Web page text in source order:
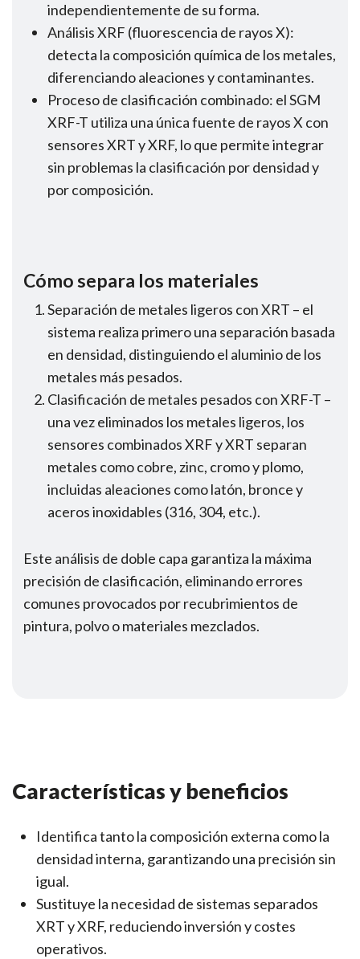
independientemente de su forma.
Análisis XRF (fluorescencia de rayos X):
detecta la composición química de los metales,
diferenciando aleaciones y contaminantes.
Proceso de clasificación combinado: el SGM
XRF-T utiliza una única fuente de rayos X con
sensores XRT y XRF, lo que permite integrar
sin problemas la clasificación por densidad y
por composición.
Cómo separa los materiales
Separación de metales ligeros con XRT – el
sistema realiza primero una separación basada
en densidad, distinguiendo el aluminio de los
metales más pesados.
Clasificación de metales pesados con XRF-T –
una vez eliminados los metales ligeros, los
sensores combinados XRF y XRT separan
metales como cobre, zinc, cromo y plomo,
incluidas aleaciones como latón, bronce y
aceros inoxidables (316, 304, etc.).
Este análisis de doble capa garantiza la máxima
precisión de clasificación, eliminando errores
comunes provocados por recubrimientos de
pintura, polvo o materiales mezclados.
Características y beneficios
Identifica tanto la composición externa como la
densidad interna, garantizando una precisión sin
igual.
Sustituye la necesidad de sistemas separados
XRT y XRF, reduciendo inversión y costes
operativos.